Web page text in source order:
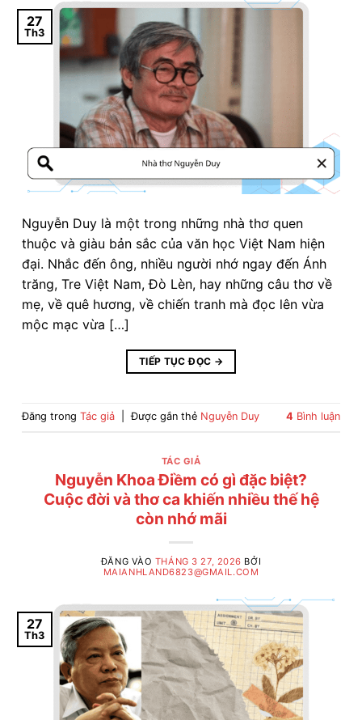
27
Th3
Nguyễn Duy là một trong những nhà thơ quen
thuộc và giàu bản sắc của văn học Việt Nam hiện
đại. Nhắc đến ông, nhiều người nhớ ngay đến Ánh
trăng, Tre Việt Nam, Đò Lèn, hay những câu thơ về
mẹ, về quê hương, về chiến tranh mà đọc lên vừa
mộc mạc vừa […]
TIẾP TỤC ĐỌC →
Đăng trong Tác giả Được gắn thẻ Nguyễn Duy 4 Bình luận
TÁC GIẢ
Nguyễn Khoa Điềm có gì đặc biệt?
Cuộc đời và thơ ca khiến nhiều thế hệ
còn nhớ mãi
ĐĂNG VÀO THÁNG 3 27, 2026 BỞI
MAIANHLAND6823@GMAIL.COM
27
Th3